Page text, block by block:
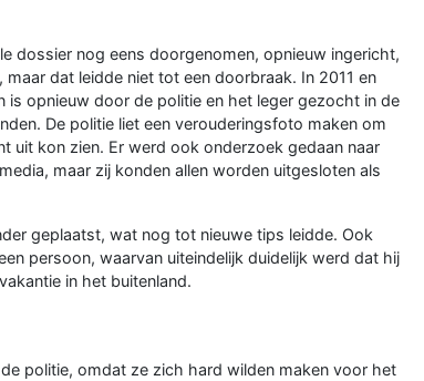
dossier nog eens doorgenomen, opnieuw ingericht,
dat leidde niet tot een doorbraak. In 2011 en
opnieuw door de politie en het leger gezocht in de
De politie liet een verouderingsfoto maken om
uit kon zien. Er werd ook onderzoek gedaan naar
maar zij konden allen worden uitgesloten als
geplaatst, wat nog tot nieuwe tips leidde. Ook
persoon, waarvan uiteindelijk duidelijk werd dat hij
in het buitenland.
politie, omdat ze zich hard wilden maken voor het